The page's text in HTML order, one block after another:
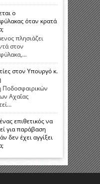
ο
όταν κρατά
πλησιάζει
στον
στον Υπουργό κ.
Αχαΐας
επιθετικός να
για παράβαση
δεν έχει αγγίξει